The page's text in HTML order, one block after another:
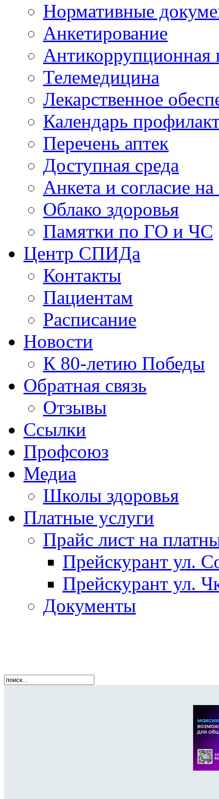
Нормативные
Анкетирование
Антикоррупционная
Телемедицина
Лекарственное
Календарь
Перечень аптек
Доступная среда
Анкета и согласие
Облако здоровья
Памятки по ГО и ЧС
Центр СПИДа
Контакты
Пациентам
Расписание
Новости
К 80-летию Победы
Обратная связь
Отзывы
Ссылки
Профсоюз
Медиа
Школы здоровья
Платные услуги
Прайс лист на
Прейскурант ул.
Прейскурант ул.
Документы